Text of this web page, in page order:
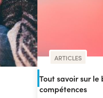
ARTICLES
Tout savoir sur le
compétences